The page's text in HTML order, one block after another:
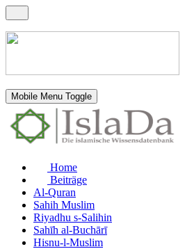
Mobile Menu Toggle
Home
Beiträge
Al-Quran
Sahih Muslim
Riyadhu s-Salihin
Sahīh al-Buchārī
Hisnu-l-Muslim